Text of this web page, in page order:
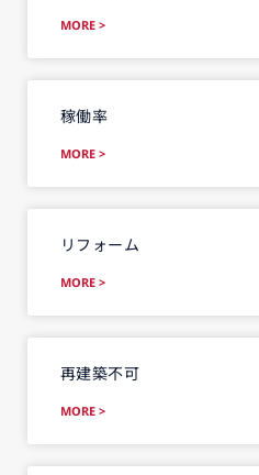
MORE >
稼働率
MORE >
リフォーム
MORE >
再建築不可
MORE >